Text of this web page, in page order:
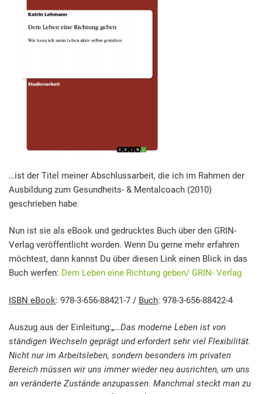
…ist der Titel meiner Abschlussarbeit, die ich im Rahmen der
Ausbildung zum Gesundheits- & Mentalcoach (2010)
geschrieben habe.
Nun ist sie als eBook und gedrucktes Buch über den GRIN-
Verlag veröffentlicht worden. Wenn Du gerne mehr erfahren
möchtest, dann kannst Du über diesen Link einen Blick in das
Buch werfen: Dem Leben eine Richtung geben/ GRIN- Verlag
ISBN eBook: 978-3-656-88421-7 / Buch: 978-3-656-88422-4
Auszug aus der Einleitung:„…Das moderne Leben ist von
ständigen Wechseln geprägt und erfordert sehr viel Flexibilität.
Nicht nur im Arbeitsleben, sondern besonders im privaten
Bereich müssen wir uns immer wieder neu ausrichten, um uns
an veränderte Zustände anzupassen. Manchmal steckt man zu